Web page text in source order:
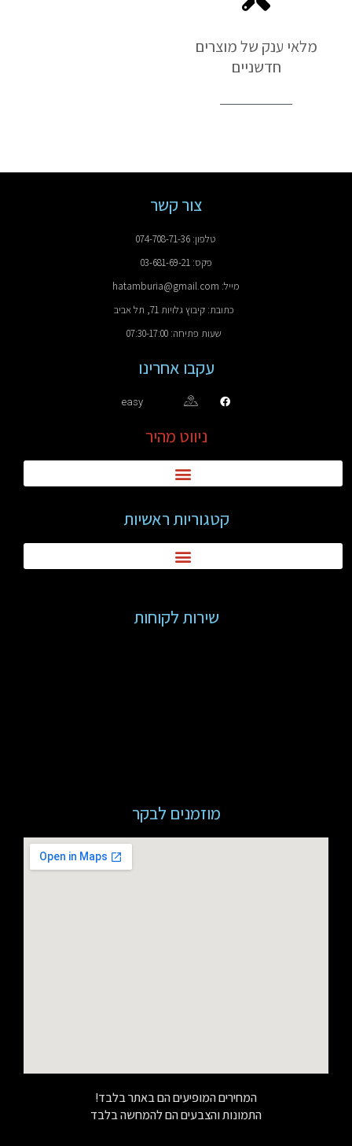
מלאי ענק של מוצרים
חדשניים
צור קשר
טלפון: 074-708-71-36
פקס: 03-681-69-21
מייל: hatamburia@gmail.com
כתובת: קיבוץ גלויות 71, תל אביב
שעות פתיחה: 07:30-17:00
עקבו אחרינו
easy
ניווט מהיר
קטגוריות ראשיות
שירות לקוחות
מוזמנים לבקר
המחירים המופיעים הם באתר בלבד!
התמונות והצבעים הם להמחשה בלבד